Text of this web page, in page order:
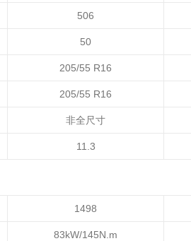
506
50
205/55 R16
205/55 R16
非全尺寸
11.3
1498
83kW/145N.m